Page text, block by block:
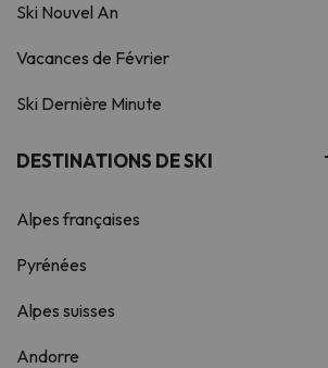
Ski Nouvel An
Vacances de Février
Ski Dernière Minute
DESTINATIONS DE SKI
Alpes françaises
Pyrénées
Alpes suisses
Andorre